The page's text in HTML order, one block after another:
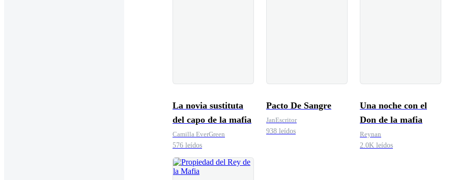
La novia sustituta
del capo de la mafia
Camilla EverGreen
576 leídos
Pacto De Sangre
JanEscritor
938 leídos
Una noche con el
Don de la mafia
Reynan
2.0K leídos